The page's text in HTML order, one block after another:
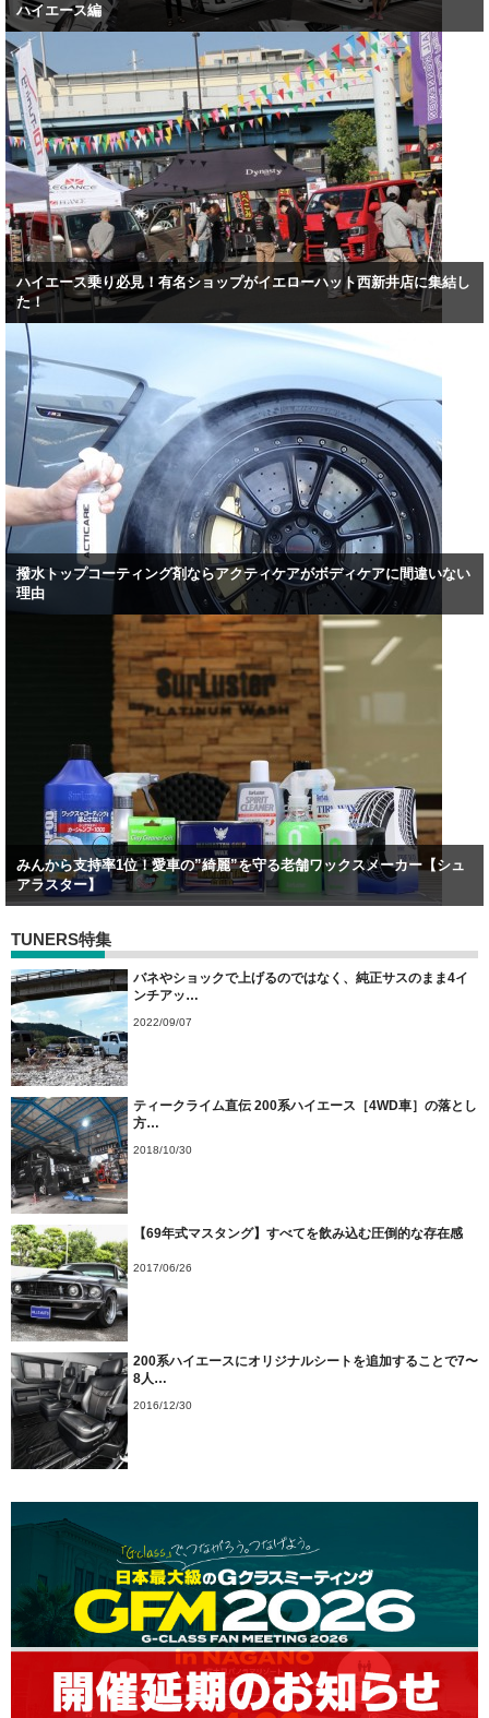
ハイエース編
ハイエース乗り必見！有名ショップがイエローハット西新井店に集結し
た！
撥水トップコーティング剤ならアクティケアがボディケアに間違いない
理由
みんから支持率1位！愛車の”綺麗”を守る老舗ワックスメーカー【シュ
アラスター】
TUNERS特集
バネやショックで上げるのではなく、純正サスのまま4イ
ンチアッ…
2022/09/07
ティークライム直伝 200系ハイエース［4WD車］の落とし
方…
2018/10/30
【69年式マスタング】すべてを飲み込む圧倒的な存在感
2017/06/26
200系ハイエースにオリジナルシートを追加することで7〜
8人…
2016/12/30